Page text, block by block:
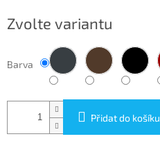
cena:
Zvolte variantu
Barva
Přidat do košíku